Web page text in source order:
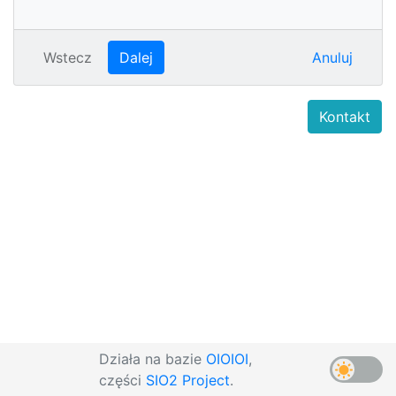
Wstecz Dalej Anuluj
Działa na bazie OIOIOI,
części SIO2 Project.
Kontakt